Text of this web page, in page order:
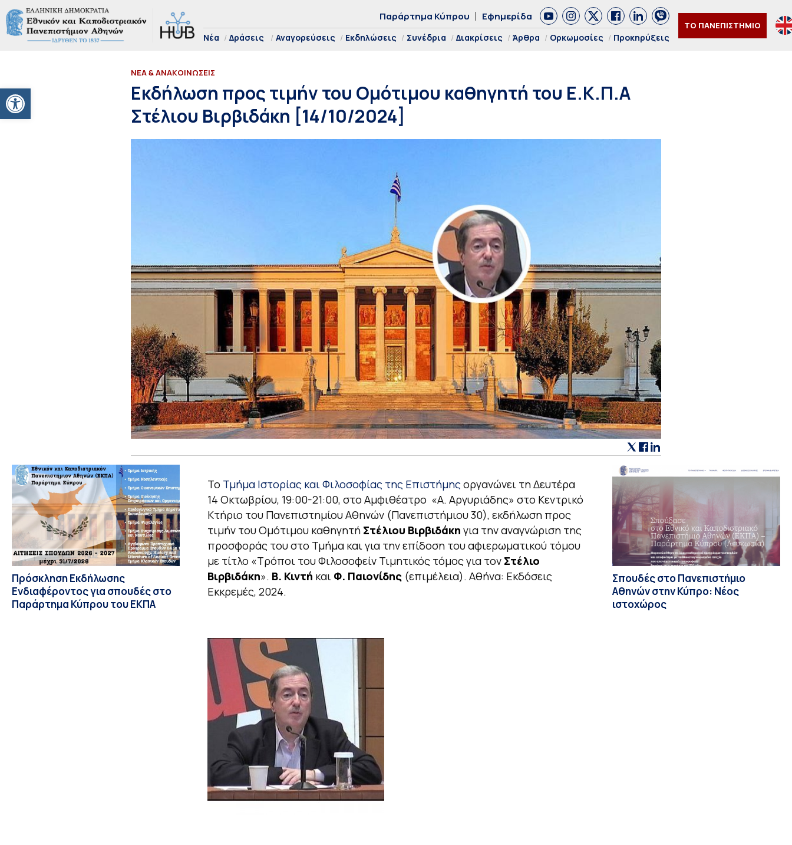
Ανοίξτε τη γραμμή εργαλείων
Παράρτημα Κύπρου Εφημερίδα
Νέα Δράσεις Αναγορεύσεις Εκδηλώσεις Συνέδρια Διακρίσεις Άρθρα Ορκωμοσίες Προκηρύξεις
ΤΟ ΠΑΝΕΠΙΣΤΗΜΙΟ
ΝΕΑ & ΑΝΑΚΟΙΝΩΣΕΙΣ
Εκδήλωση προς τιμήν του Ομότιμου καθηγητή του Ε.Κ.Π.Α
Στέλιου Βιρβιδάκη [14/10/2024]
Πρόσκληση Εκδήλωσης
Ενδιαφέροντος για σπουδές στο
Παράρτημα Κύπρου του ΕΚΠΑ
Το Τμήμα Ιστορίας και Φιλοσοφίας της Επιστήμηςοργανώνει τη Δευτέρα
14 Οκτωβρίου, 19:00-21:00, στο Αμφιθέατρο «Α. Αργυριάδης» στο Κεντρικό
Κτήριο του Πανεπιστημίου Αθηνών (Πανεπιστήμιου 30), εκδήλωση προς
τιμήν του Ομότιμου καθηγητή Στέλιου Βιρβιδάκη για την αναγνώριση της
προσφοράς του στο Τμήμα και για την επίδοση του αφιερωματικού τόμου
με τίτλο «Τρόποι του Φιλοσοφείν Τιμητικός τόμος για τον Στέλιο
Βιρβιδάκη». Β. Κιντή και Φ. Παιονίδης (επιμέλεια). Αθήνα: Εκδόσεις
Εκκρεμές, 2024.
Σπουδές στο Πανεπιστήμιο
Αθηνών στην Κύπρο: Νέος
ιστοχώρος